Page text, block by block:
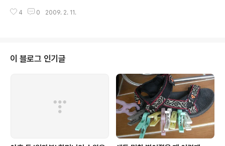
공의 이야기입니다. 진해 돌리 통새미 가꾼 박용대 씨 '강철
속기사가 취재수첩에 써내려가는 글자를 꿰뚫는 것 같아
라 하면 1분당 320자를 옮겨 적어야 하는 전문직이다. 이
들은 지난 1991년 지방의회가 부활했을 때부터 도의회를
지켰으니 지방자치의 '산증인'이라고 해도 부족함이 없다.
그들 눈에는 지난 18년 동안 도의회가 어떻게 바뀌었을까.
도의원들이 많이 젊어지고, 사회가 다양해지면서 그에 따
라 전문화, 몇몇 의원의 적..
4 0 2009. 2. 11.
이 블로그 인기글